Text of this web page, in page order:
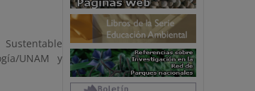
UNAM y